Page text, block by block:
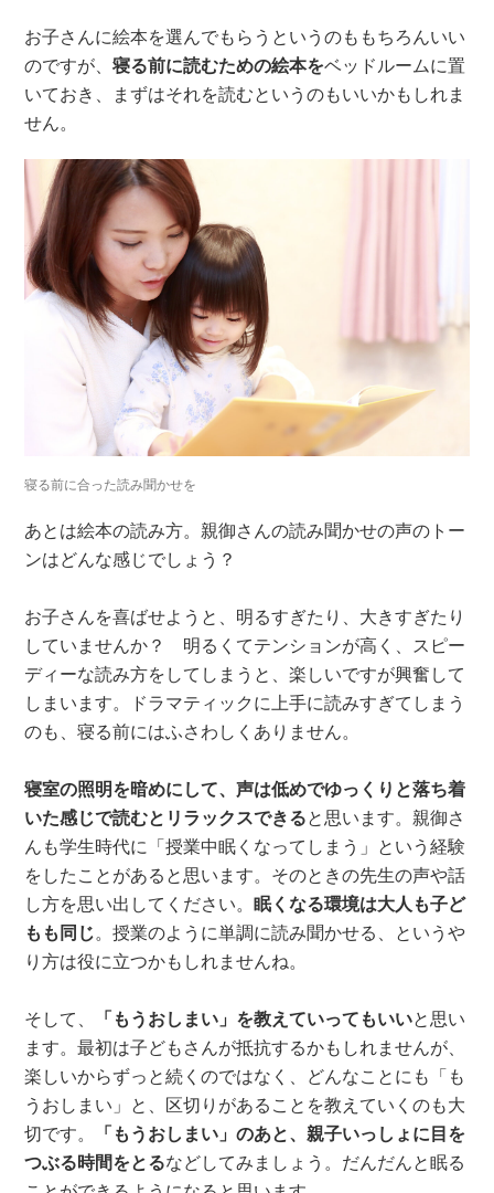
お子さんに絵本を選んでもらうというのももちろんいい
のですが、寝る前に読むための絵本をベッドルームに置
いておき、まずはそれを読むというのもいいかもしれま
せん。
寝る前に合った読み聞かせを
あとは絵本の読み方。親御さんの読み聞かせの声のトー
ンはどんな感じでしょう？
お子さんを喜ばせようと、明るすぎたり、大きすぎたり
していませんか？ 明るくてテンションが高く、スピー
ディーな読み方をしてしまうと、楽しいですが興奮して
しまいます。ドラマティックに上手に読みすぎてしまう
のも、寝る前にはふさわしくありません。
寝室の照明を暗めにして、声は低めでゆっくりと落ち着
いた感じで読むとリラックスできると思います。親御さ
んも学生時代に「授業中眠くなってしまう」という経験
をしたことがあると思います。そのときの先生の声や話
し方を思い出してください。眠くなる環境は大人も子ど
もも同じ。授業のように単調に読み聞かせる、というや
り方は役に立つかもしれませんね。
そして、 「もうおしまい」を教えていってもいいと思い
ます。最初は子どもさんが抵抗するかもしれませんが、
楽しいからずっと続くのではなく、どんなことにも「も
うおしまい」と、区切りがあることを教えていくのも大
切です。
「もうおしまい」のあと、親子いっしょに目を
つぶる時間をとるなどしてみましょう。だんだんと眠る